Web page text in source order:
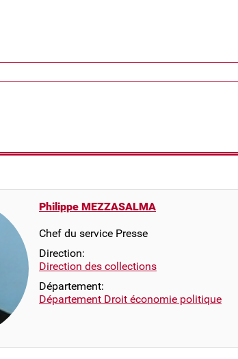
Philippe MEZZASALMA
Chef du service Presse
Direction:
Direction des collections
Département:
Département Droit économie politique